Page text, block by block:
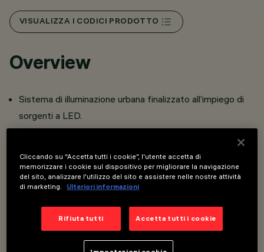
VISUALIZZA I CODICI PRODOTTO
Overview
Sistema di illuminazione urbana finalizzato all’impiego di
sorgenti a LED.
Installazione su palo tramite flangia singola/doppia
Installazione su palo tramite bracci singolo/doppio
per pali diametro Ø102; Ø120mm.
Costituito da vano ottico (Palco InOut ø83, ø119, ø137 e
ø153).
Costituito da vano ottico e basetta in pressofusione di
Cliccando su “Accetta tutti i cookie”, l'utente accetta di
memorizzare i cookie sul dispositivo per migliorare la navigazione
del sito, analizzare l'utilizzo del sito e assistere nelle nostre attività
di marketing.
Ulteriori informazioni
Rifiuta tutti Accetta tutti i cookie